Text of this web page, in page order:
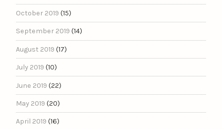
October 2019 (15)
September 2019 (14)
August 2019 (17)
July 2019 (10)
June 2019 (22)
May 2019 (20)
April 2019 (16)